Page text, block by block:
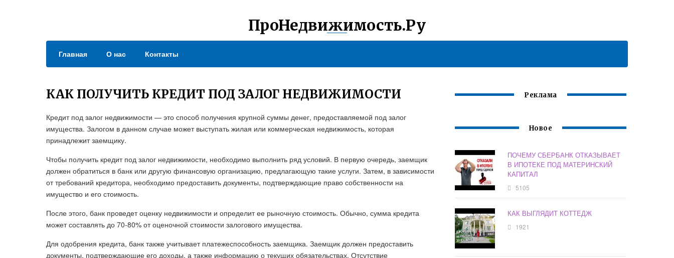
ПроНедвижимость.Ру
Главная О нас Контакты
КАК ПОЛУЧИТЬ КРЕДИТ ПОД ЗАЛОГ НЕДВИЖИМОСТИ
Кредит под залог недвижимости — это способ получения крупной суммы денег, предоставляемой под залог
имущества. Залогом в данном случае может выступать жилая или коммерческая недвижимость, которая
принадлежит заемщику.
Чтобы получить кредит под залог недвижимости, необходимо выполнить ряд условий. В первую очередь, заемщик
должен обратиться в банк или другую финансовую организацию, предлагающую такие услуги. Затем, в зависимости
от требований кредитора, необходимо предоставить документы, подтверждающие право собственности на
имущество и его стоимость.
После этого, банк проведет оценку недвижимости и определит ее рыночную стоимость. Обычно, сумма кредита
может составлять до 70-80% от оценочной стоимости залогового имущества.
Для одобрения кредита, банк также учитывает платежеспособность заемщика. Заемщик должен предоставить
документы, подтверждающие его доходы, а также информацию о текущих обязательствах. Отсутствие
Реклама
Новое
ПОЧЕМУ СБЕРБАНК ОТКАЗЫВАЕТ
В ИПОТЕКЕ ПОД МАТЕРИНСКИЙ
КАПИТАЛ
5105
КАК ВЫГЛЯДИТ КОТТЕДЖ
1921